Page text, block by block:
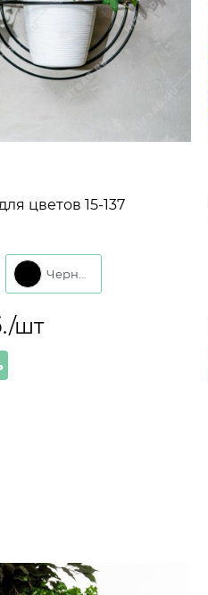
цветов 15-137
шт